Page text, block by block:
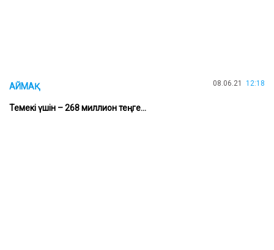
АЙМАҚ 08.06.21 12:18
Темекі үшін – 268 миллион теңге...